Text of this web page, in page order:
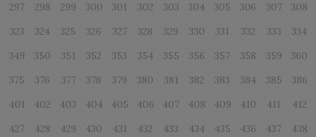
297 298 299 300 301 302 303 304 305 306 307 308
323 324 325 326 327 328 329 330 331 332 333 334
349 350 351 352 353 354 355 356 357 358 359 360
375 376 377 378 379 380 381 382 383 384 385 386
401 402 403 404 405 406 407 408 409 410 411 412
427 428 429 430 431 432 433 434 435 436 437 438